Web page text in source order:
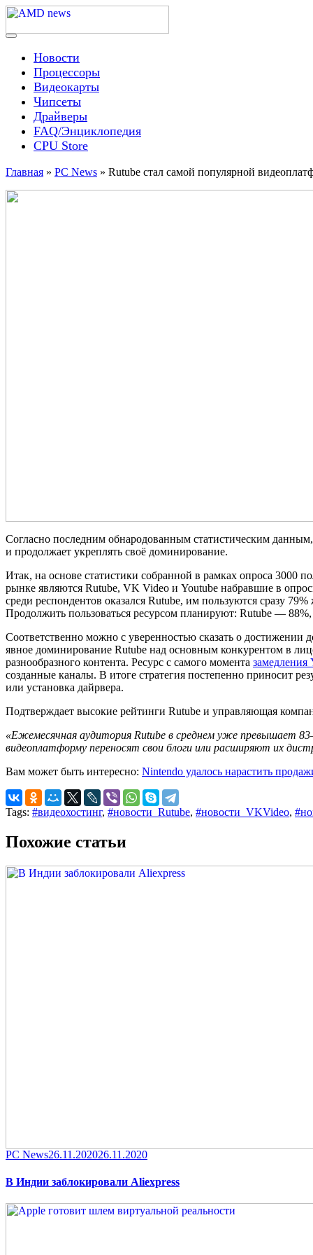
Skip
content
AMD news
Menu
Новости
Процессоры
Видеокарты
Чипсеты
Драйверы
FAQ/Энциклопедия
CPU Store
Главная » PC News » Rutube стал самой популярной
Согласно последним обнародованным статистическим
и продолжает укреплять своё доминирование.
Итак, на основе статистики собранной в рамках опроса 3000
рынке являются Rutube, VK Video и Youtube набравшие в
среди респондентов оказался Rutube, им пользуются сразу
Продолжить пользоваться ресурсом планируют: Rutube —
Соответственно можно с уверенностью сказать о достижении
явное доминирование Rutube над основным конкурентом в
разнообразного контента. Ресурс с самого момента замедления
созданные каналы. В итоге стратегия постепенно приносит
или установка дайрвера.
Подтверждает высокие рейтинги Rutube и управляющая
«Ежемесячная аудитория Rutube в среднем уже превышает
видеоплатформу переносят свои блоги или расширяют их
Вам может быть интересно: Nintendo удалось нарастить
Tags: #видеохостинг, #новости_Rutube, #новости_VKVideo,
Похожие статьи
Category
PC NewsPosted
26.11.202026.11.2020
В Индии заблокировали Aliexpress